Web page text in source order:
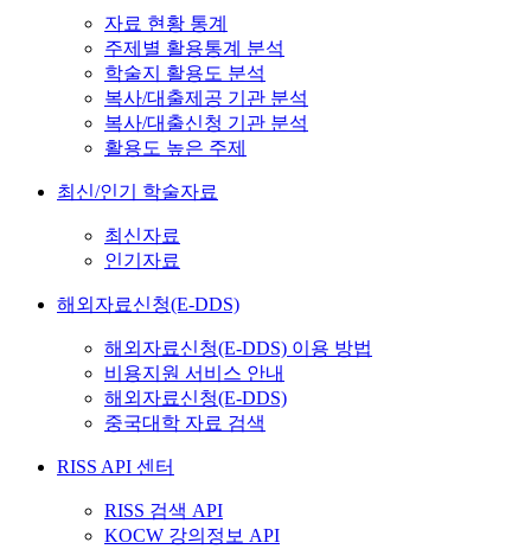
자료 현황 통계
주제별 활용통계 분석
학술지 활용도 분석
복사/대출제공 기관 분석
복사/대출신청 기관 분석
활용도 높은 주제
최신/인기 학술자료
최신자료
인기자료
해외자료신청(E-DDS)
해외자료신청(E-DDS) 이용 방법
비용지원 서비스 안내
해외자료신청(E-DDS)
중국대학 자료 검색
RISS API 센터
RISS 검색 API
KOCW 강의정보 API